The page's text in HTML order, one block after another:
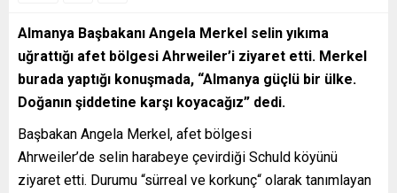
Almanya Başbakanı Angela Merkel selin yıkıma
uğrattığı afet bölgesi Ahrweiler’i ziyaret etti. Merkel
burada yaptığı konuşmada, “Almanya güçlü bir ülke.
Doğanın şiddetine karşı koyacağız” dedi.
Başbakan Angela Merkel, afet bölgesi
Ahrweiler’de selin harabeye çevirdiği Schuld köyünü
ziyaret etti. Durumu “sürreal ve korkunç“ olarak tanımlayan